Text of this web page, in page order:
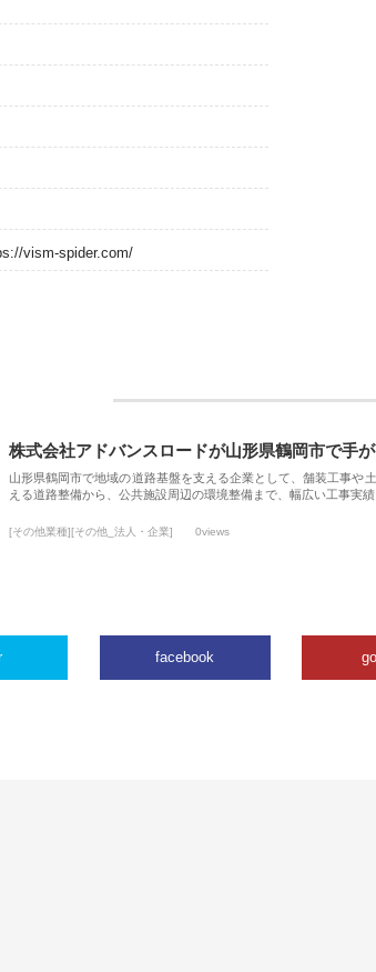
vism-spider.com/
株式会社アドバンスロードが山形県鶴岡市で手
山形県鶴岡市で地域の道路基盤を支える企業として、舗装工事や
える道路整備から、公共施設周辺の環境整備まで、幅広い工事実
[その他業種][その他_法人・企業] 0views
facebook